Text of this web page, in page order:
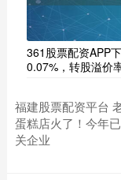
361股票配资APP
0.07%，转股溢价
福建股票配资平台
蛋糕店火了！今年
关企业